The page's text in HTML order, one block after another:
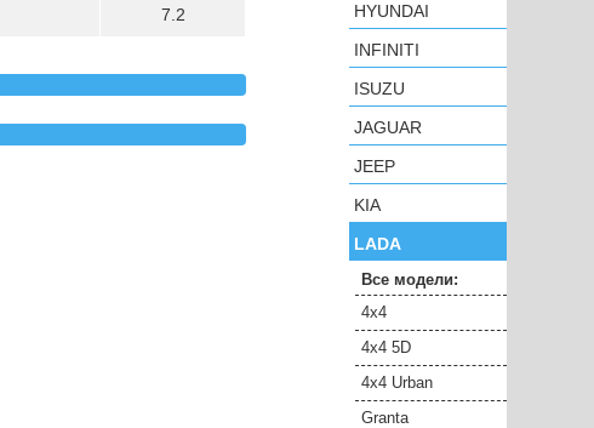
7.2
HYUNDAI
INFINITI
ISUZU
JAGUAR
JEEP
KIA
LADA
Все модели:
4x4
4x4 5D
4x4 Urban
Granta